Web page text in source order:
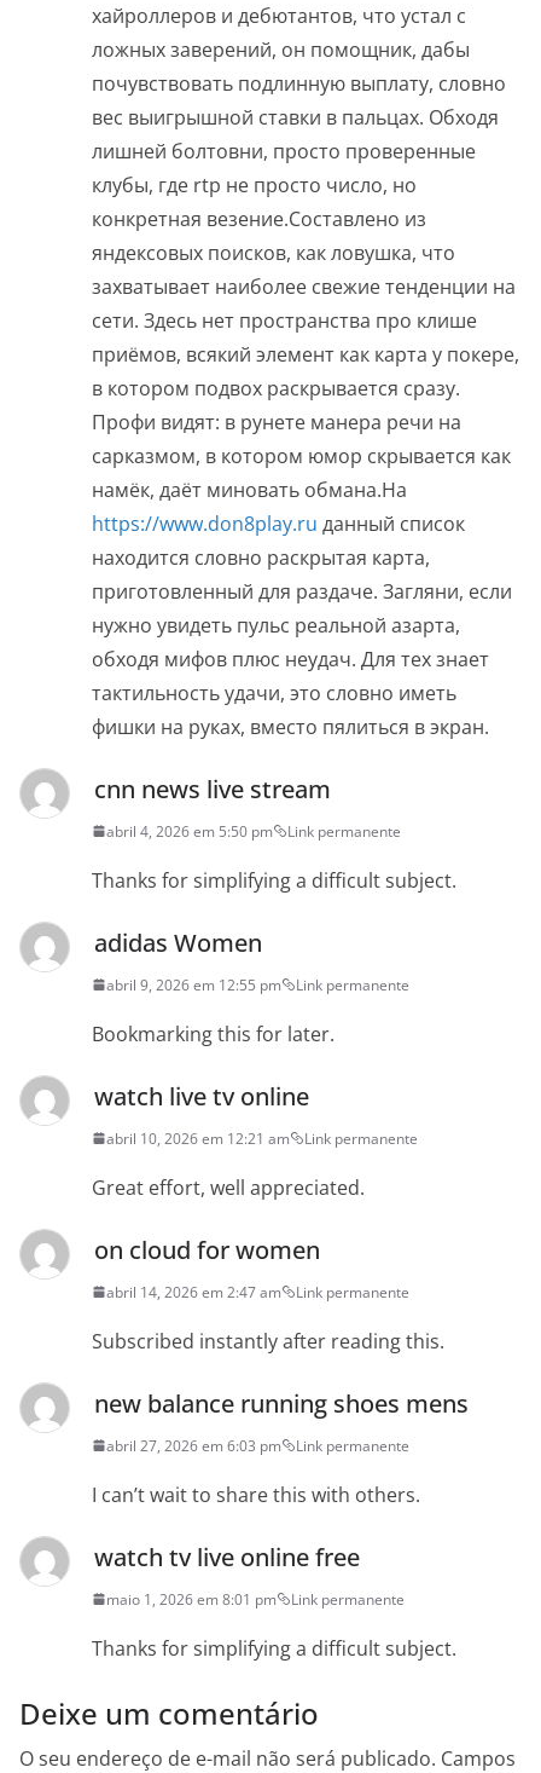
хайроллеров и дебютантов, что устал с
ложных заверений, он помощник, дабы
почувствовать подлинную выплату, словно
вес выигрышной ставки в пальцах. Обходя
лишней болтовни, просто проверенные
клубы, где rtp не просто число, но
конкретная везение.Составлено из
яндексовых поисков, как ловушка, что
захватывает наиболее свежие тенденции на
сети. Здесь нет пространства про клише
приёмов, всякий элемент как карта у покере,
в котором подвох раскрывается сразу.
Профи видят: в рунете манера речи на
сарказмом, в котором юмор скрывается как
намёк, даёт миновать обмана.На
https://www.don8play.ru данный список
находится словно раскрытая карта,
приготовленный для раздаче. Загляни, если
нужно увидеть пульс реальной азарта,
обходя мифов плюс неудач. Для тех знает
тактильность удачи, это словно иметь
фишки на руках, вместо пялиться в экран.
cnn news live stream
abril 4, 2026 em 5:50 pm Link permanente
Thanks for simplifying a difficult subject.
adidas Women
abril 9, 2026 em 12:55 pm Link permanente
Bookmarking this for later.
watch live tv online
abril 10, 2026 em 12:21 am Link permanente
Great effort, well appreciated.
on cloud for women
abril 14, 2026 em 2:47 am Link permanente
Subscribed instantly after reading this.
new balance running shoes mens
abril 27, 2026 em 6:03 pm Link permanente
I can’t wait to share this with others.
watch tv live online free
maio 1, 2026 em 8:01 pm Link permanente
Thanks for simplifying a difficult subject.
Deixe um comentário
O seu endereço de e-mail não será publicado. Campos